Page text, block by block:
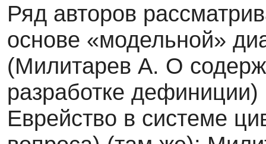
Ряд авторов
основе «модельной»
(Милитарев А. О
разработке
Еврейство в системе